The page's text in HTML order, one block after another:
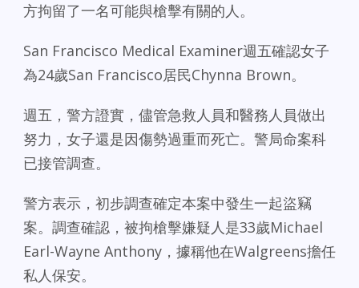
方拘留了一名可能與槍擊有關的人。
San Francisco Medical Examiner週五確認女子
為24歲San Francisco居民Chynna Brown。
週五，警方證實，儘管急救人員和醫務人員做出
努力，女子還是因傷勢過重而死亡。警局命案科
已接管調查。
警方表示，初步調查確定本案中發生一起盜竊
案。調查確認，被拘槍擊嫌疑人是33歲Michael
Earl-Wayne Anthony，據稱他在Walgreens擔任
私人保安。